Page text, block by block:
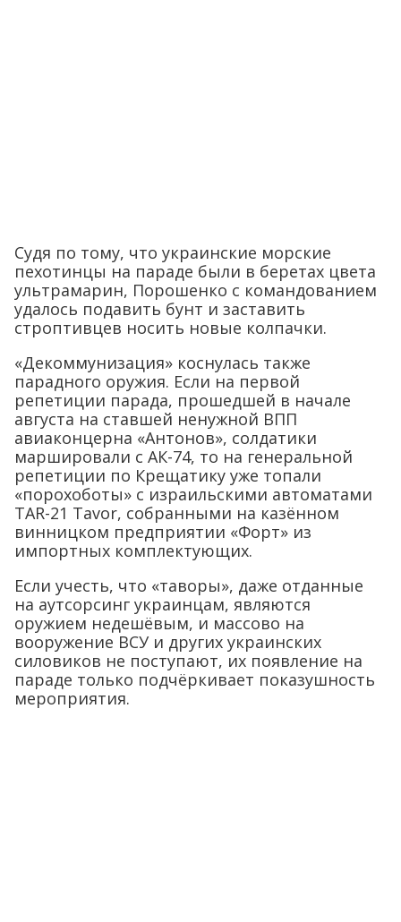
Судя по тому, что украинские морские
пехотинцы на параде были в беретах цвета
ультрамарин, Порошенко с командованием
удалось подавить бунт и заставить
строптивцев носить новые колпачки.
«Декоммунизация» коснулась также
парадного оружия. Если на первой
репетиции парада, прошедшей в начале
августа на ставшей ненужной ВПП
авиаконцерна «Антонов», солдатики
маршировали с АК-74, то на генеральной
репетиции по Крещатику уже топали
«порохоботы» с израильскими автоматами
TAR-21 Tavor, собранными на казённом
винницком предприятии «Форт» из
импортных комплектующих.
Если учесть, что «таворы», даже отданные
на аутсорсинг украинцам, являются
оружием недешёвым, и массово на
вооружение ВСУ и других украинских
силовиков не поступают, их появление на
параде только подчёркивает показушность
мероприятия.